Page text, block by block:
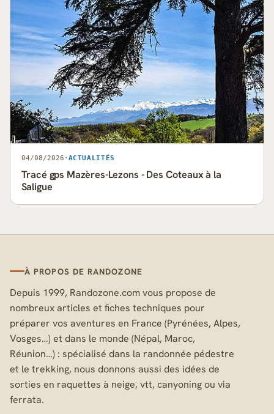
04/08/2026 · ACTUALITÉS
Tracé gps Mazères-Lezons - Des Coteaux à la
Saligue
À PROPOS DE RANDOZONE
Depuis 1999, Randozone.com vous propose de
nombreux articles et fiches techniques pour
préparer vos aventures en France (Pyrénées, Alpes,
Vosges…) et dans le monde (Népal, Maroc,
Réunion…) : spécialisé dans la randonnée pédestre
et le trekking, nous donnons aussi des idées de
sorties en raquettes à neige, vtt, canyoning ou via
ferrata.